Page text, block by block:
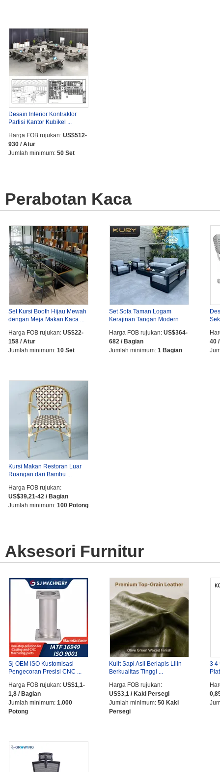
Desain Interior Kontraktor
Partisi Kantor Kubikel ...
Harga FOB rujukan: US$512-
930 / Atur
Jumlah minimum: 50 Set
Perabotan Kaca
Set Kursi Booth Hijau Mewah
dengan Meja Makan Kaca ...
Harga FOB rujukan: US$22-
158 / Atur
Jumlah minimum: 10 Set
Set Sofa Taman Logam
Kerajinan Tangan Modern
Harga FOB rujukan: US$364-
682 / Bagian
Jumlah minimum: 1 Bagian
40
Kursi Makan Restoran Luar
Ruangan dari Bambu ...
Harga FOB rujukan:
US$39,21-42 / Bagian
Jumlah minimum: 100 Potong
Aksesori Furnitur
Sj OEM ISO Kustomisasi
Pengecoran Presisi CNC ...
Harga FOB rujukan: US$1,1-
1,8 / Bagian
Jumlah minimum: 1.000
Potong
Kulit Sapi Asli Berlapis Lilin
Berkualitas Tinggi ...
Harga FOB rujukan:
US$3,1 / Kaki Persegi
Jumlah minimum: 50 Kaki
Persegi
3 4